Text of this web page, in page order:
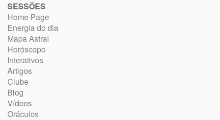
SESSÕES
Home Page
Energia do dia
Mapa Astral
Horóscopo
Interativos
Artigos
Clube
Blog
Vídeos
Oráculos